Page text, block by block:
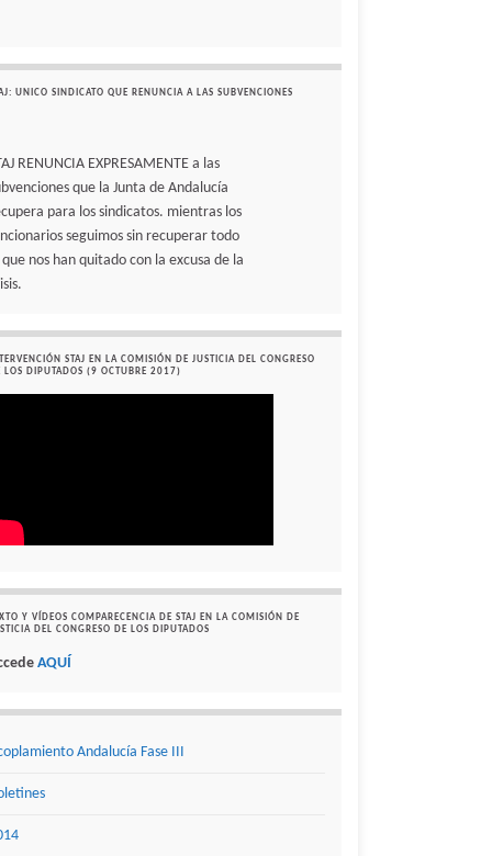
UNICO SINDICATO QUE RENUNCIA A LAS SUBVENCIONES
RENUNCIA EXPRESAMENTE a las
que la Junta de Andalucía
para los sindicatos. mientras los
seguimos sin recuperar todo
que nos han quitado con la excusa de la
STAJ EN LA COMISIÓN DE JUSTICIA DEL CONGRESO
LOS DIPUTADOS (9 OCTUBRE 2017)
Y VÍDEOS COMPARECENCIA DE STAJ EN LA COMISIÓN DE
DEL CONGRESO DE LOS DIPUTADOS
AQUÍ
Andalucía Fase III